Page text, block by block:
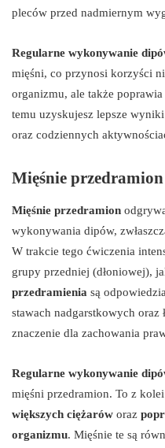
pleców przed nadmiernym
Regularne wykonywanie
mięśni, co przynosi korzyści
organizmu, ale także
temu uzyskujesz lepsze
oraz codziennych
Mięśnie przedramion
Mięśnie przedramion
wykonywania dipów,
W trakcie tego ćwiczenia
grupy przedniej (dłoniowej),
przedramienia są
stawach nadgarstkowych oraz
znaczenie dla zachowania
Regularne wykonywanie
mięśni przedramion. To z
większych ciężarów oraz
organizmu. Mięśnie te są